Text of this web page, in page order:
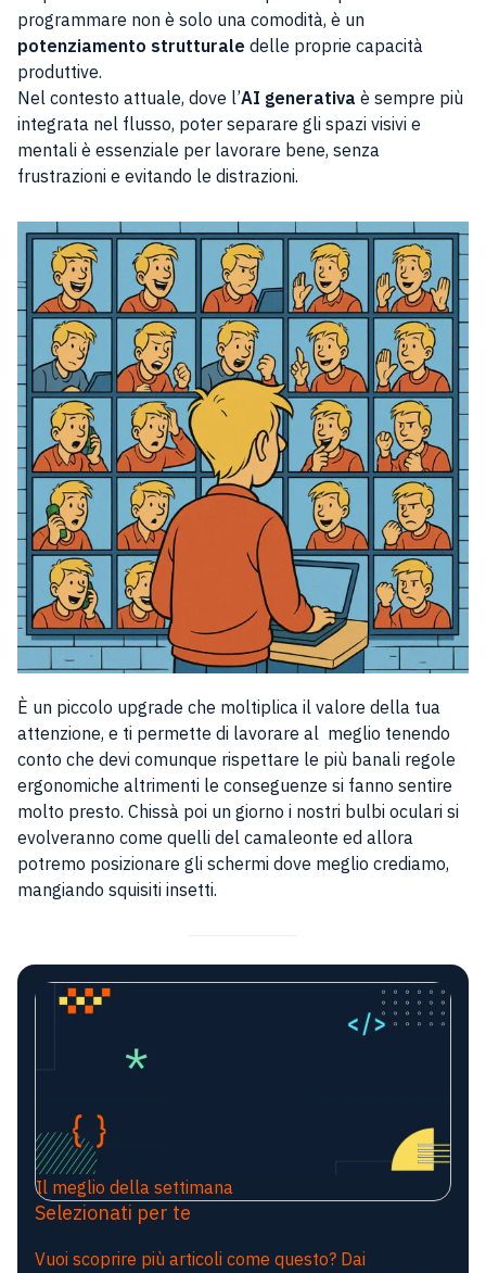
programmare non è solo una comodità, è un
potenziamento strutturale delle proprie capacità
produttive.
Nel contesto attuale, dove l’AI generativa è sempre più
integrata nel flusso, poter separare gli spazi visivi e
mentali è essenziale per lavorare bene, senza
frustrazioni e evitando le distrazioni.
È un piccolo upgrade che moltiplica il valore della tua
attenzione, e ti permette di lavorare al meglio tenendo
conto che devi comunque rispettare le più banali regole
ergonomiche altrimenti le conseguenze si fanno sentire
molto presto. Chissà poi un giorno i nostri bulbi oculari si
evolveranno come quelli del camaleonte ed allora
potremo posizionare gli schermi dove meglio crediamo,
mangiando squisiti insetti.
Il meglio della settimana
Selezionati per te
Vuoi scoprire più articoli come questo? Dai